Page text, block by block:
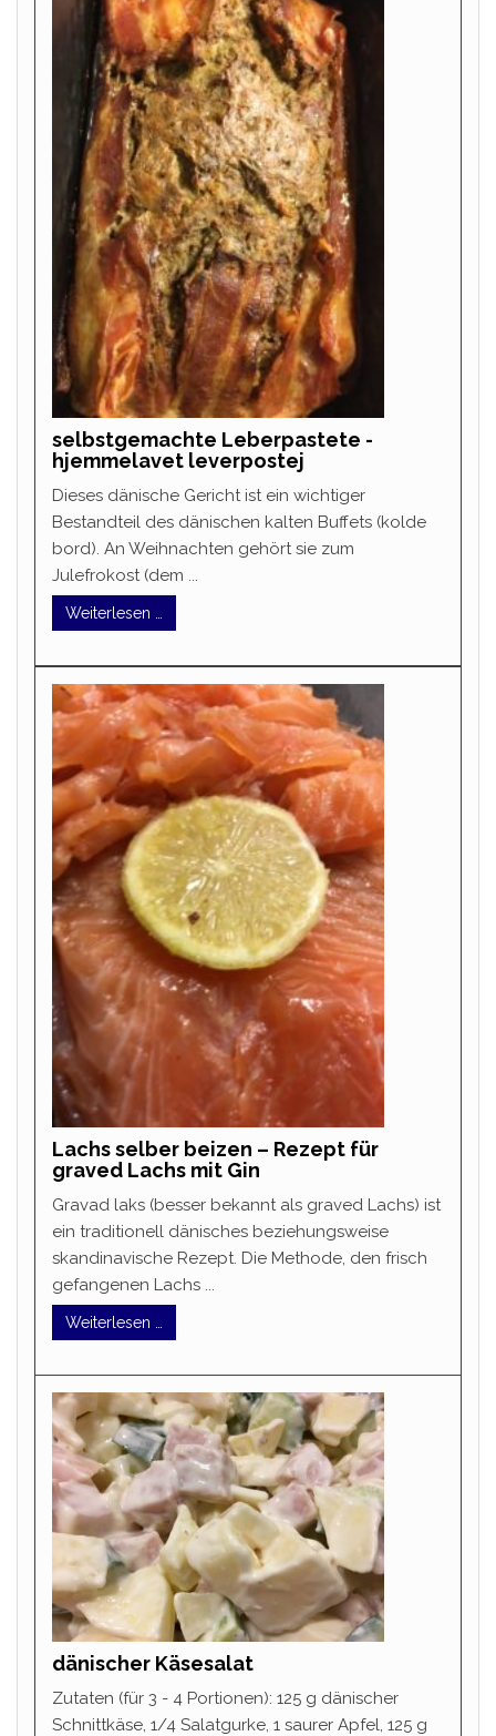
selbstgemachte Leberpastete -
hjemmelavet leverpostej
Dieses dänische Gericht ist ein wichtiger
Bestandteil des dänischen kalten Buffets (kolde
bord). An Weihnachten gehört sie zum
Julefrokost (dem ...
Weiterlesen …
Lachs selber beizen – Rezept für
graved Lachs mit Gin
Gravad laks (besser bekannt als graved Lachs) ist
ein traditionell dänisches beziehungsweise
skandinavische Rezept. Die Methode, den frisch
gefangenen Lachs ...
Weiterlesen …
dänischer Käsesalat
Zutaten (für 3 - 4 Portionen): 125 g dänischer
Schnittkäse, 1/4 Salatgurke, 1 saurer Apfel, 125 g